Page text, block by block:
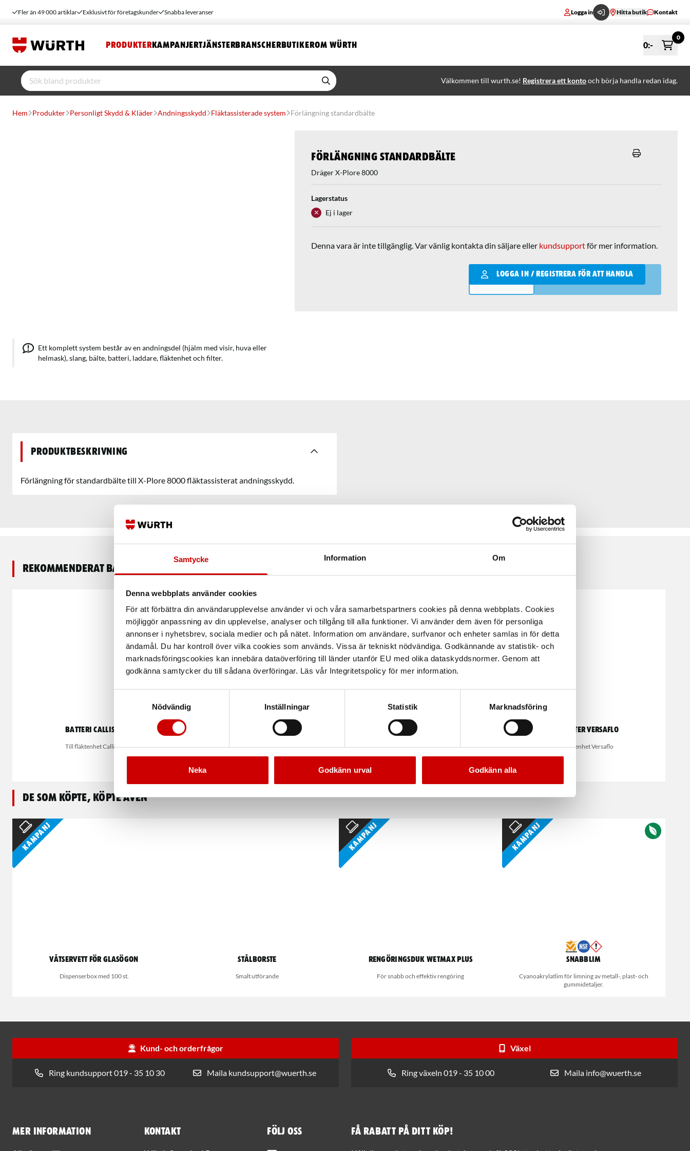
Samtycke Information Om
Denna webbplats använder cookies
För att förbättra din användarupplevelse använder vi och våra samarbetspartners cookies på denna webbplats. Cookies
möjliggör anpassning av din upplevelse, analyser och tillgång till alla funktioner. Vi använder dem även för personliga
annonser i nyhetsbrev, sociala medier och på nätet. Information om användare, surfvanor och enheter samlas in för detta
ändamål. Du har kontroll över vilka cookies som används. Vissa är tekniskt nödvändiga. Godkännande av statistik- och
marknadsföringscookies kan innebära dataöverföring till länder utanför EU med olika dataskyddsnormer. Genom att
godkänna samtycker du till sådana överföringar. Läs vår Integritetspolicy för mer information.
Nödvändig
Inställningar Statistik Marknadsföring
Neka Godkänn urval Godkänn alla
Fler än 49 000 artiklar Exklusivt för företagskunder Snabba leveranser Logga in Hitta butik Kontakt
PRODUKTER KAMPANJERTJÄNSTERBRANSCHERBUTIKEROM WÜRTH 0:-
0
Välkommen till wurth.se! Registrera ett kontooch börja handla redan idag.
Hem Produkter Personligt Skydd & Kläder Andningsskydd Fläktassisterade system Förlängning standardbälte
Förlängning standardbälte
Dräger X-Plore 8000
Lagerstatus
Ej i lager
Denna vara är inte tillgänglig. Var vänlig kontakta din säljare eller kundsupportför mer information.
LOGGA IN / REGISTRERA FÖR ATT HANDLA
Qantity
LÄGG I VARUKORGEN
Ett komplett system består av en andningsdel (hjälm med visir, huva eller
helmask), slang, bälte, batteri, laddare, fläktenhet och filter.
Produktbeskrivning
Förlängning för standardbälte till X-Plore 8000 fläktassisterat andningsskydd.
Rekommenderat baserat på vald produkt
Batteri Callisto
Till fläktenhet Callisto
Ansiktstätning Callisto G10
För ansiktsskydd Callisto G10
Svetsvisir Dräger X-Plore 8000
Dräger X-Plore 8000
A2P-filter Versaflo
Till fläktenhet Versaflo
De som köpte, köpte även
Kampanj
Våtservett för glasögon
Dispenserbox med 100 st.
Stålborste
Smalt utförande
Kampanj
Rengöringsduk Wetmax Plus
För snabb och effektiv rengöring
Kampanj
Snabblim
Cyanoakrylatlim för limning av metall-, plast- och
gummidetaljer.
Kund- och orderfrågor
Ring kundsupport 019 - 35 10 30 Maila kundsupport@wuerth.se
Växel
Ring växeln 019 - 35 10 00 Maila info@wuerth.se
Mer information Kontakt Följ oss Få rabatt på ditt köp!